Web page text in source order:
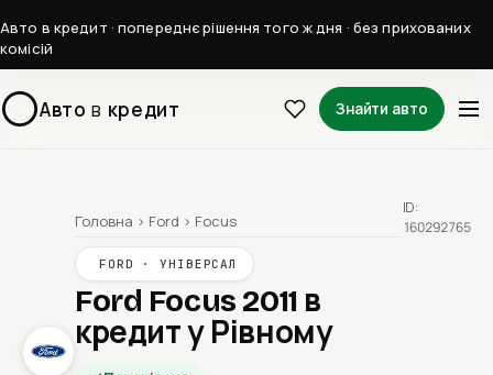
Авто в кредит · попереднє рішення того ж дня · без прихованих
комісій
Авто в кредит Знайти авто
Головна › Ford › Focus
FORD · УНІВЕРСАЛ
Ford Focus 2011 в
кредит у Рівному
ID:
160292765